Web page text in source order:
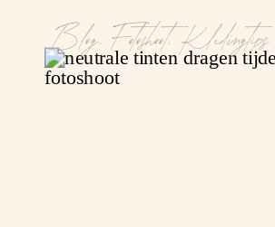
Blog, Fotoshoot,Kledingtips